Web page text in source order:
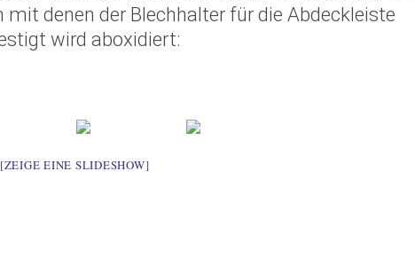
mit denen der Blechhalter für die Abdeckleiste
wird aboxidiert:
[ZEIGE EINE SLIDESHOW]